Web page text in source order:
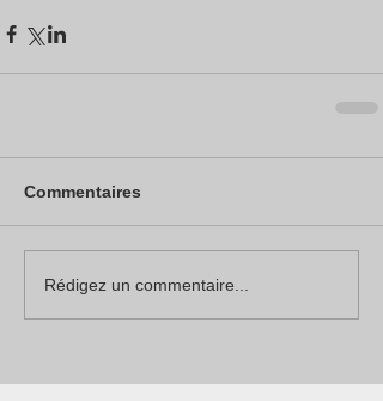
Commentaires
Rédigez un commentaire...